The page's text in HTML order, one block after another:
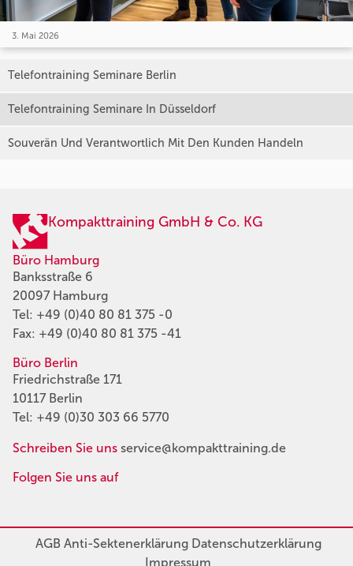
3. Mai 2026
Telefontraining Seminare Berlin
Telefontraining Seminare In Düsseldorf
Souverän Und Verantwortlich Mit Den Kunden Handeln
Kompakttraining GmbH & Co. KG
Büro Hamburg
Banksstraße 6
20097 Hamburg
Tel: +49 (0)40 80 81 375 -0
Fax: +49 (0)40 80 81 375 -41
Büro Berlin
Friedrichstraße 171
10117 Berlin
Tel: +49 (0)30 303 66 5770
Schreiben Sie uns service@kompakttraining.de
Folgen Sie uns auf
AGBAnti-SektenerklärungDatenschutzerklärung
Impressum